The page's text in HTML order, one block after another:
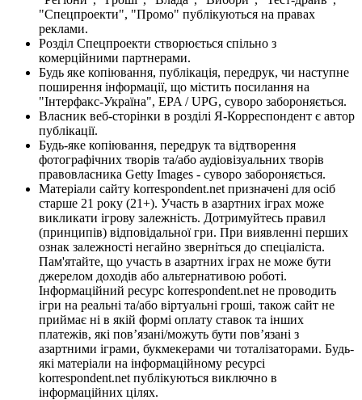
"Спецпроекти", "Промо" публікуються на правах
реклами.
Розділ Спецпроекти створюється спільно з
комерційними партнерами.
Будь яке копіювання, публікація, передрук, чи наступне
поширення інформації, що містить посилання на
"Інтерфакс-Україна", EPA / UPG, суворо забороняється.
Власник веб-сторінки в розділі Я-Корреспондент є автор
публікації.
Будь-яке копіювання, передрук та відтворення
фотографічних творів та/або аудіовізуальних творів
правовласника Getty Images - суворо забороняється.
Матеріали сайту korrespondent.net призначені для осіб
старше 21 року (21+). Участь в азартних іграх може
викликати ігрову залежність. Дотримуйтесь правил
(принципів) відповідальної гри. При виявленні перших
ознак залежності негайно зверніться до спеціаліста.
Пам'ятайте, що участь в азартних іграх не може бути
джерелом доходів або альтернативою роботі.
Інформаційний ресурс korrespondent.net не проводить
ігри на реальні та/або віртуальні гроші, також сайт не
приймає ні в якій формі оплату ставок та інших
платежів, які пов’язані/можуть бути пов’язані з
азартними іграми, букмекерами чи тоталізаторами. Будь-
які матеріали на інформаційному ресурсі
korrespondent.net публікуються виключно в
інформаційних цілях.